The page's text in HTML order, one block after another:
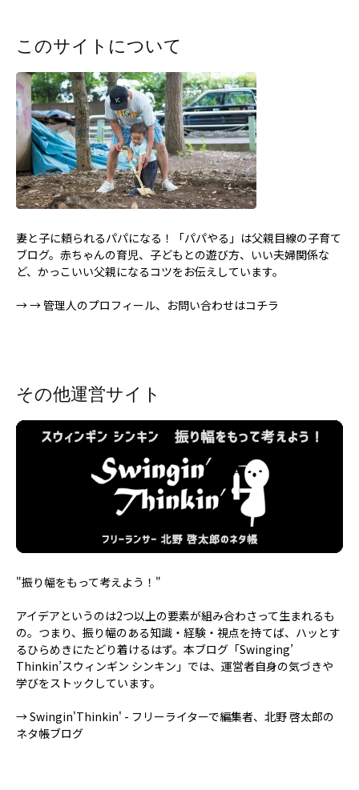
このサイトについて
妻と子に頼られるパパになる！「パパやる」は父親目線の子育て
ブログ。赤ちゃんの育児、子どもとの遊び方、いい夫婦関係な
ど、かっこいい父親になるコツをお伝えしています。
→→ 管理人のプロフィール、お問い合わせはコチラ
その他運営サイト
"振り幅をもって考えよう！"
アイデアというのは2つ以上の要素が組み合わさって生まれるも
の。つまり、振り幅のある知識・経験・視点を持てば、ハッとす
るひらめきにたどり着けるはず。本ブログ「Swinging’
Thinkin’スウィンギン シンキン」では、運営者自身の気づきや
学びをストックしています。
→Swingin'Thinkin' - フリーライターで編集者、北野 啓太郎の
ネタ帳ブログ